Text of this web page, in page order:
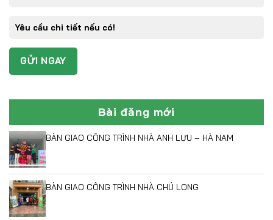
Bài đăng mới
BÀN GIAO CÔNG TRÌNH NHÀ ANH LƯU – HÀ NAM
BÀN GIAO CÔNG TRÌNH NHÀ CHÚ LONG